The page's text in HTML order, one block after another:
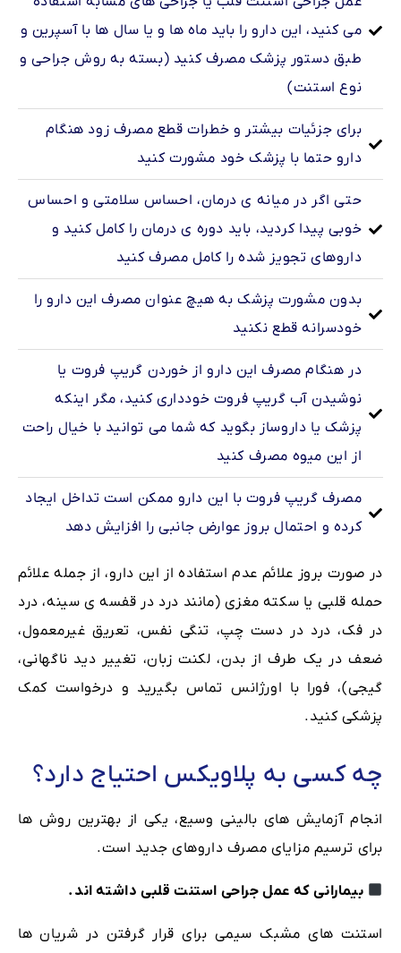
می کنید، این دارو را باید ماه ها و یا سال ها با آسپرین و
طبق دستور پزشک مصرف کنید (بسته به روش جراحی و
نوع استنت)
برای جزئیات بیشتر و خطرات قطع مصرف زود هنگام
دارو حتما با پزشک خود مشورت کنید
حتی اگر در میانه ی درمان، احساس سلامتی و احساس
خوبی پیدا کردید، باید دوره ی درمان را کامل کنید و
داروهای تجویز شده را کامل مصرف کنید
بدون مشورت پزشک به هیچ عنوان مصرف این دارو را
خودسرانه قطع نکنید
در هنگام مصرف این دارو از خوردن گریپ فروت یا
نوشیدن آب گریپ فروت خودداری کنید، مگر اینکه
پزشک یا داروساز بگوید که شما می توانید با خیال راحت
از این میوه مصرف کنید
مصرف گریپ فروت با این دارو ممکن است تداخل ایجاد
کرده و احتمال بروز عوارض جانبی را افزایش دهد
در صورت بروز علائم عدم استفاده از این دارو، از جمله علائم
حمله قلبی یا سکته مغزی (مانند درد در قفسه ی سینه، درد
در فک، درد در دست چپ، تنگی نفس، تعریق غیرمعمول،
ضعف در یک طرف از بدن، لکنت زبان، تغییر دید ناگهانی،
گیجی)، فورا با اورژانس تماس بگیرید و درخواست کمک
پزشکی کنید.
چه کسی به پلاویکس احتیاج دارد؟
انجام آزمایش های بالینی وسیع، یکی از بهترین روش ها
برای ترسیم مزایای مصرف داروهای جدید است.
بیمارانی که عمل جراحی استنت قلبی داشته اند.
استنت های مشبک سیمی برای قرار گرفتن در شریان ها